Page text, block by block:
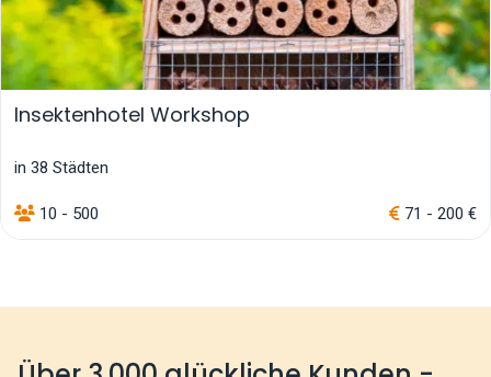
Insektenhotel Workshop
in 38 Städten
10 - 500 71 - 200 €